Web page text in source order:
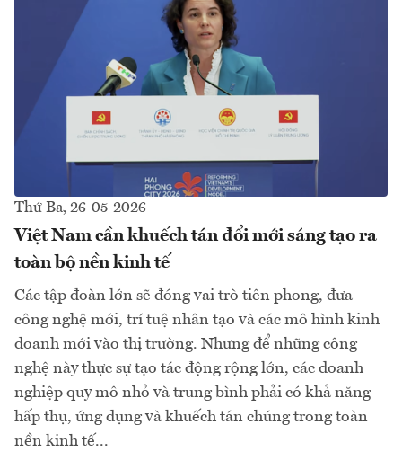
Thứ Ba, 26-05-2026
Việt Nam cần khuếch tán đổi mới sáng tạo ra
toàn bộ nền kinh tế
Các tập đoàn lớn sẽ đóng vai trò tiên phong, đưa
công nghệ mới, trí tuệ nhân tạo và các mô hình kinh
doanh mới vào thị trường. Nhưng để những công
nghệ này thực sự tạo tác động rộng lớn, các doanh
nghiệp quy mô nhỏ và trung bình phải có khả năng
hấp thụ, ứng dụng và khuếch tán chúng trong toàn
nền kinh tế...